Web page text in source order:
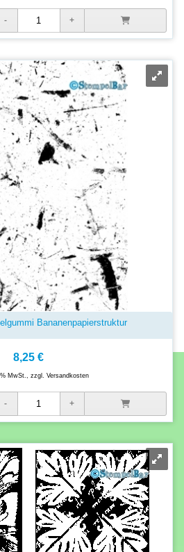
Bananenpapierstruktur
8,25 €
MwSt., zzgl. Versandkosten